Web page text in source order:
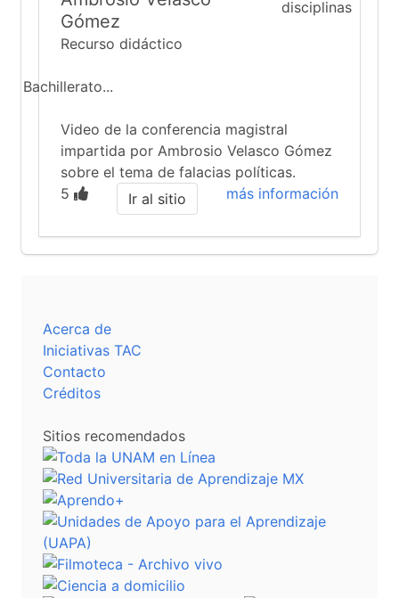
Gómez
Recurso didáctico
Bachillerato...
Video de la conferencia magistral
impartida por Ambrosio Velasco Gómez
sobre el tema de falacias políticas.
5
más información
Ir al sitio
Acerca de
Iniciativas TAC
Contacto
Créditos
Sitios recomendados